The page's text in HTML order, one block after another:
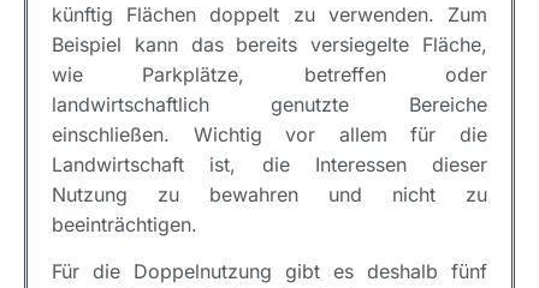
künftig Flächen doppelt zu verwenden. Zum
Beispiel kann das bereits versiegelte Fläche,
wie Parkplätze, betreffen oder
landwirtschaftlich genutzte Bereiche
einschließen. Wichtig vor allem für die
Landwirtschaft ist, die Interessen dieser
Nutzung zu bewahren und nicht zu
beeinträchtigen.
Für die Doppelnutzung gibt es deshalb fünf